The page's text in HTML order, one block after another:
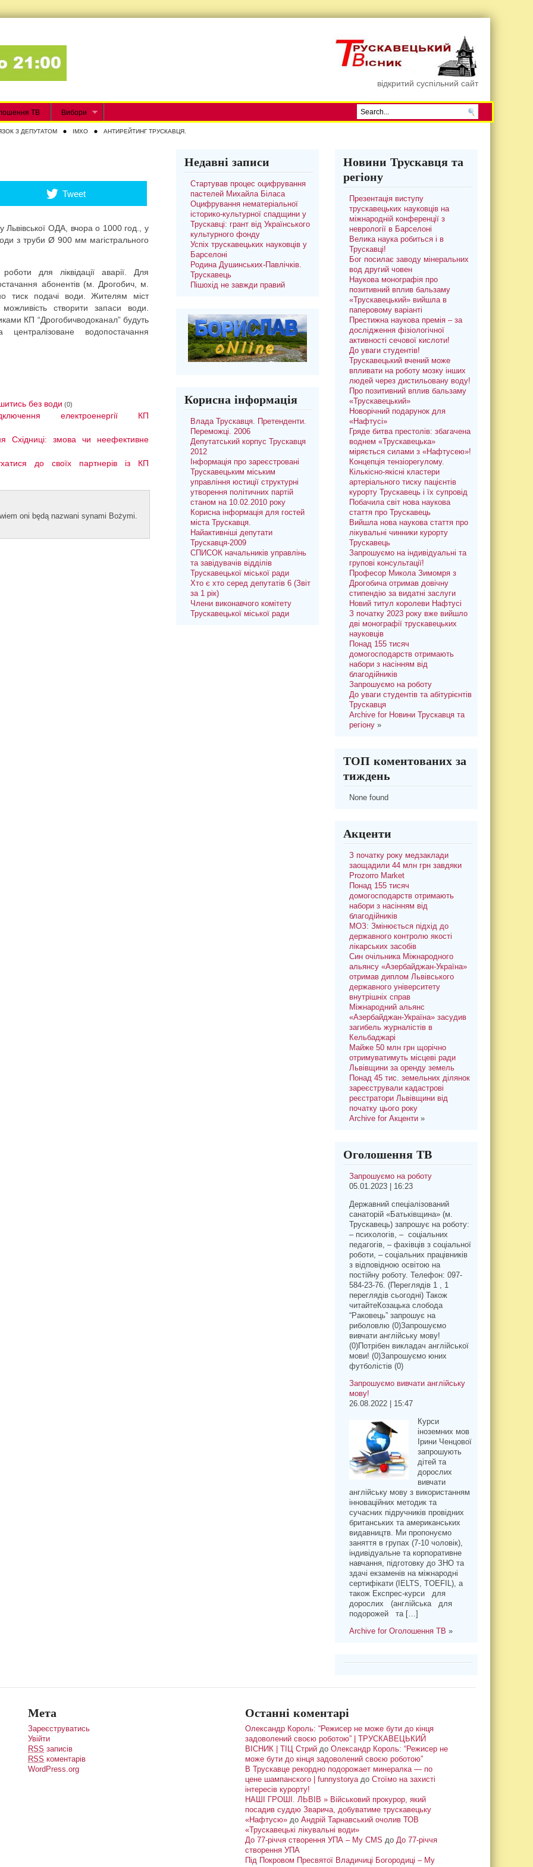
відкритий суспільний сайт
ТВ Вибори
З ДЕПУТАТОМ IMXO АНТИРЕЙТИНГ ТРУСКАВЦЯ.
Tweet
Львівської ОДА, вчора о 1000 год., у
з труби Ø 900 мм магістрального
для ліквідації аварії. Для
абонентів (м. Дрогобич, м.
тиск подачі води. Жителям міст
створити запаси води.
КП “Дрогобичводоканал” будуть
централізоване водопостачання
без води (0)
електроенергії КП
Східниці: змова чи неефективне
до своїх партнерів із КП
oni będą naz­wani syn­ami Bożymi.
Недавні записи
Стартував процес оцифрування
пастелей Михайла Біласа
Оцифрування нематеріальної
історико-культурної спадщини у
Трускавці: грант від Українського
культурного фонду
Успіх трускавецьких науковців у
Барселоні
Родина Душинських-Павлічків.
Трускавець
Пішохід не завжди правий
Корисна інформація
Влада Трускавця. Претенденти.
Переможці. 2006
Депутатський корпус Трускавця
2012
Інформація про зареєстровані
Трускавецьким міським
управління юстиції структурні
утворення політичних партій
станом на 10.02.2010 року
Корисна інформація для гостей
міста Трускавця.
Найактивніші депутати
Трускавця-2009
СПИСОК начальників управлінь
та завідувачів відділів
Трускавецької міської ради
Хто є хто серед депутатів 6 (Звіт
за 1 рік)
Члени виконавчого комітету
Трускавецької міської ради
Новини Трускавця та
регіону
Презентація виступу
трускавецьких науковців на
міжнародній конференції з
неврології в Барселоні
Велика наука робиться і в
Трускавці!
Бог посилає заводу мінеральних
вод другий човен
Наукова монографія про
позитивний вплив бальзаму
«Трускавецький» вийшла в
паперовому варіанті
Престижна наукова премія – за
дослідження фізіологічної
активності сечової кислоти!
До уваги студентів!
Трускавецький вчений може
впливати на роботу мозку інших
людей через дистильовану воду!
Про позитивний вплив бальзаму
«Трускавецький»
Новорічний подарунок для
«Нафтусі»
Гряде битва престолів: збагачена
воднем «Трускавецька»
міряється силами з «Нафтусею»!
Концепція тензіорегулому.
Кількісно-якісні кластери
артеріального тиску пацієнтів
курорту Трускавець і їх супровід
Побачила світ нова наукова
стаття про Трускавець
Вийшла нова наукова стаття про
лікувальні чинники курорту
Трускавець
Запрошуємо на індивідуальні та
групові консультації!
Професор Микола Зимомря з
Дрогобича отримав довічну
стипендію за видатні заслуги
Новий титул королеви Нафтусі
З початку 2023 року вже вийшло
дві монографії трускавецьких
науковців
Понад 155 тисяч
домогосподарств отримають
набори з насінням від
благодійників
Запрошуємо на роботу
До уваги студентів та абітурієнтів
Трускавця
Archive for Новини Трускавця та
регіону»
ТОП коментованих за
тиждень
None found
Акценти
З початку року медзаклади
заощадили 44 млн грн завдяки
Prozorro Market
Понад 155 тисяч
домогосподарств отримають
набори з насінням від
благодійників
МОЗ: Змінюється підхід до
державного контролю якості
лікарських засобів
Син очільника Міжнародного
альянсу «Азербайджан-Україна»
отримав диплом Львівського
державного університету
внутрішніх справ
Міжнародний альянс
«Азербайджан-Україна» засудив
загибель журналістів в
Кельбаджарі
Майже 50 млн грн щорічно
отримуватимуть місцеві ради
Львівщини за оренду земель
Понад 45 тис. земельних ділянок
зареєстрували кадастрові
реєстратори Львівщини від
початку цього року
Archive for Акценти»
Оголошення ТВ
Запрошуємо на роботу
05.01.2023 | 16:23
Державний спеціалізований
санаторій «Батьківщина» (м.
Трускавець) запрошує на роботу:
– психологів, – соціальних
педагогів, – фахівців з соціальної
роботи, – соціальних працівників
з відповідною освітою на
постійну роботу. Телефон: 097-
584-23-76. (Переглядів 1 , 1
переглядів сьогодні) Також
читайтеКозацька слобода
“Раковець” запрошує на
риболовлю (0)Запрошуємо
вивчати англійську мову!
(0)Потрібен викладач англійської
мови! (0)Запрошуємо юних
футболістів (0)
Запрошуємо вивчати англійську
мову!
26.08.2022 | 15:47
Курси
іноземних мов
Ірини Ченцової
запрошують
дітей та
дорослих
вивчати
англійську мову з використанням
інноваційних методик та
сучасних підручників провідних
британських та американських
видавництв. Ми пропонуємо
заняття в групах (7-10 чоловік),
індивідуальне та корпоративне
навчання, підготовку до ЗНО та
здачі екзаменів на міжнародні
сертифікати (IELTS, TOEFIL), а
також Експрес-курси для
дорослих (англійська для
подорожей та […]
Archive for Оголошення ТВ »
Мета
Зареєструватись
Увійти
RSS записів
RSS коментарів
WordPress.org
Останні коментарі
Олександр Король: “Режисер не може бути до кінця
задоволений своєю роботою” | ТРУСКАВЕЦЬКИЙ
ВІСНИК | ТІЦ Стрийдо Олександр Король: “Режисер не
може бути до кінця задоволений своєю роботою”
В Трускавце рекордно подорожает минералка — по
цене шампанского | funnystoryaдо Стоїмо на захисті
інтересів курорту!
НАШІ ГРОШІ. ЛЬВІВ » Військовий прокурор, який
посадив суддю Зварича, добуватиме трускавецьку
«Нафтусю»до Андрій Тарнавський очолив ТОВ
«Трускавецькі лікувальні води»
До 77-річчя створення УПА – My CMS до До 77-річчя
створення УПА
Під Покровом Пресвятої Владичиці Богородиці – My